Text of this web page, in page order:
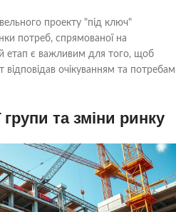
проекту "під ключ"
потреб, спрямованої на
етап є важливим для того, щоб
відповідав очікуванням та потребам
та зміни ринку